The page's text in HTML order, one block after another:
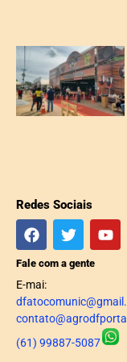
Redes Sociais
Fale com a gente
E-mai:
(61) 99887-5087